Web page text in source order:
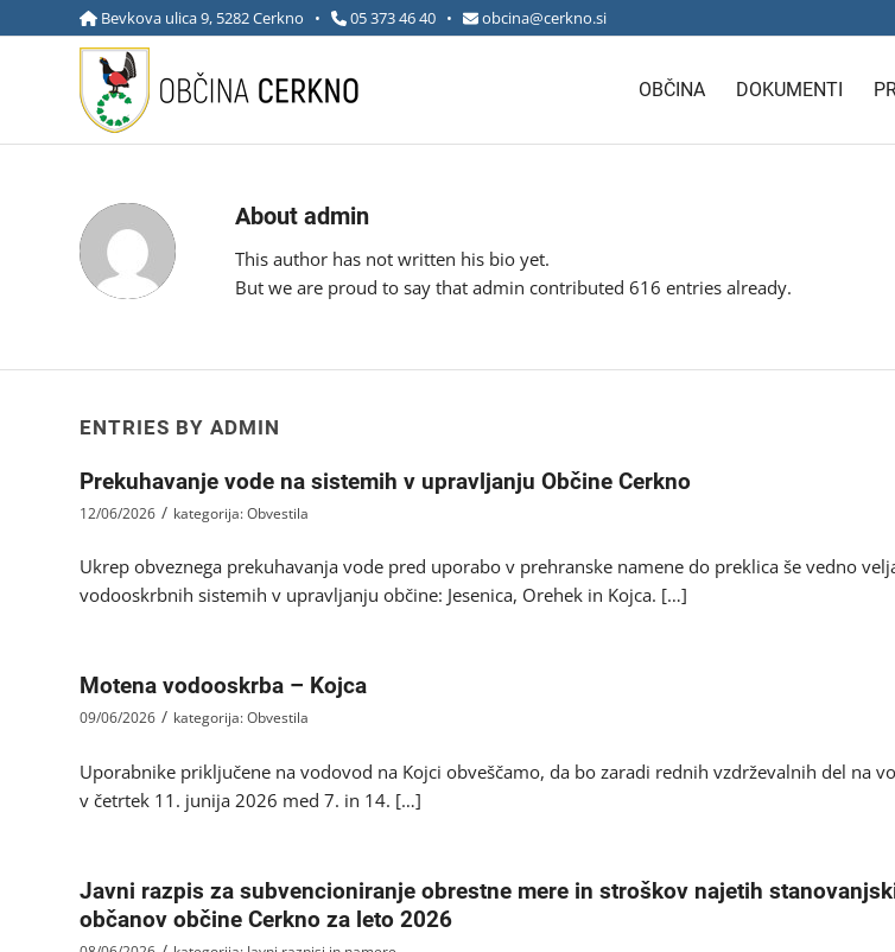
Bevkova ulica 9, 5282 Cerkno • 05 373 46 40• obcina@cerkno.si
OBČINA DOKUMENTI
About admin
This author has not written his bio yet.
But we are proud to say that admin contributed 616 entries already.
ENTRIES BY ADMIN
Prekuhavanje vode na sistemih v upravljanju Občine Cerkno
12/06/2026 / kategorija:Obvestila
Ukrep obveznega prekuhavanja vode pred uporabo v prehranske namene do preklica še vedno
vodooskrbnih sistemih v upravljanju občine: Jesenica, Orehek in Kojca. […]
Motena vodooskrba – Kojca
09/06/2026 / kategorija:Obvestila
Uporabnike priključene na vodovod na Kojci obveščamo, da bo zaradi rednih vzdrževalnih del na
v četrtek 11. junija 2026 med 7. in 14. […]
Javni razpis za subvencioniranje obrestne mere in stroškov najetih
občanov občine Cerkno za leto 2026